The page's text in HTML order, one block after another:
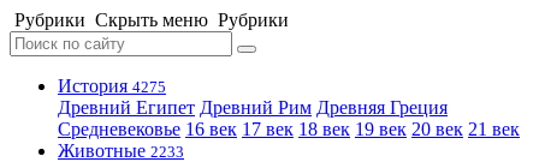
Рубрики Скрыть меню Рубрики
История 4275
Древний Египет Древний Рим Древняя Греция
Средневековье 16 век 17 век 18 век 19 век 20 век 21 век
Животные 2233